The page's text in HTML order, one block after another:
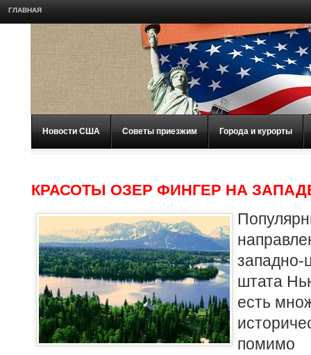
ГЛАВНАЯ
Новости США Советы приезжим Города и курорты
КРАСОТЫ ОЗЕР ФИНГЕР НА
штата
есть